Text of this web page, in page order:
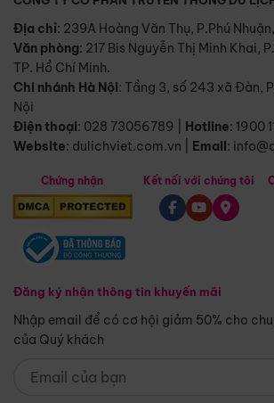
Địa chỉ: 239A Hoàng Văn Thụ, P.Phú
Văn phòng: 217 Bis Nguyễn Thị Minh Khai,
TP. Hồ Chí Minh.
Chi nhánh Hà Nội: Tầng 3, số 243 xã Đàn,
Nội
Điện thoại: 028 73056789 Hotline: 1900
Website: dulichviet.com.vn Email:
Chứng nhận
Đăng ký nhận thông tin khuyến mãi
Nhập email để có cơ hội giảm 50% cho
của Quý khách
Kết nối với chúng tôi